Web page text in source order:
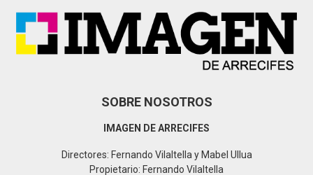
SOBRE NOSOTROS
IMAGEN DE ARRECIFES
Directores: Fernando Vilaltella y Mabel Ullua
Propietario: Fernando Vilaltella